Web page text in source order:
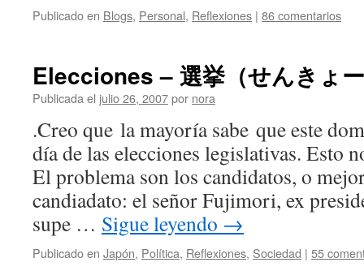
Publicado en Blogs, Personal, Reflexiones | 86 comentarios
Elecciones – 選挙（せんきょ
Publicada el julio 26, 2007por nora
.Creo que la mayoría sabe que este
día de las elecciones legislativas. Esto
El problema son los candidatos, o
candiadato: el señor Fujimori, ex
supe … Sigue leyendo →
Publicado en Japón, Política, Reflexiones, Sociedad | 55